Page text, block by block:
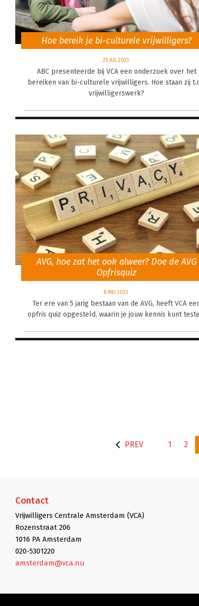
Hoe bereik je bi-culturele vrijwilligers?
25 JUL 2023
ABC presenteerde bij VCA een onderzoek over het
bereiken van bi-culturele vrijwilligers. Hoe staan zij
vrijwilligerswerk?
AVG, hoe zat het ook alweer? Doe de AVG
Opfrisquiz
8 MEI 2023
Ter ere van 5 jarig bestaan van de AVG, heeft VCA
opfris quiz opgesteld, waarin je jouw kennis kunt
PREV 1 2
Contact
Vrijwilligers Centrale Amsterdam (VCA)
Rozenstraat 206
1016 PA Amsterdam
020-5301220
amsterdam@vca.nu